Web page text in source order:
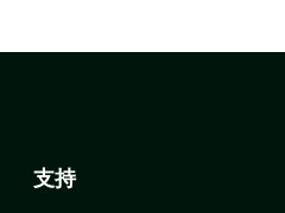
支持